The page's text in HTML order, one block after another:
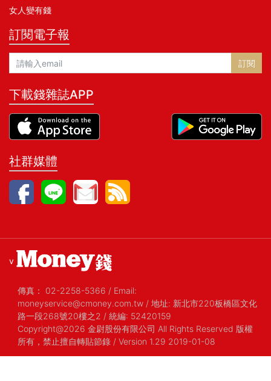
女人變有錢
訂閱電子報
訂閱
下載錢雜誌APP
社群媒體
v
傳真： 02-2258-5366 / Email:
moneyservice@cmoney.com.tw / 地址: 新北市220板橋區文化
路一段268號20樓之2 / 統編: 52420159
Copyright@2026 金尉股份有限公司 All Rights Reserved 版權
所有，禁止擅自轉貼節錄 / Version 1.29 2019-01-08